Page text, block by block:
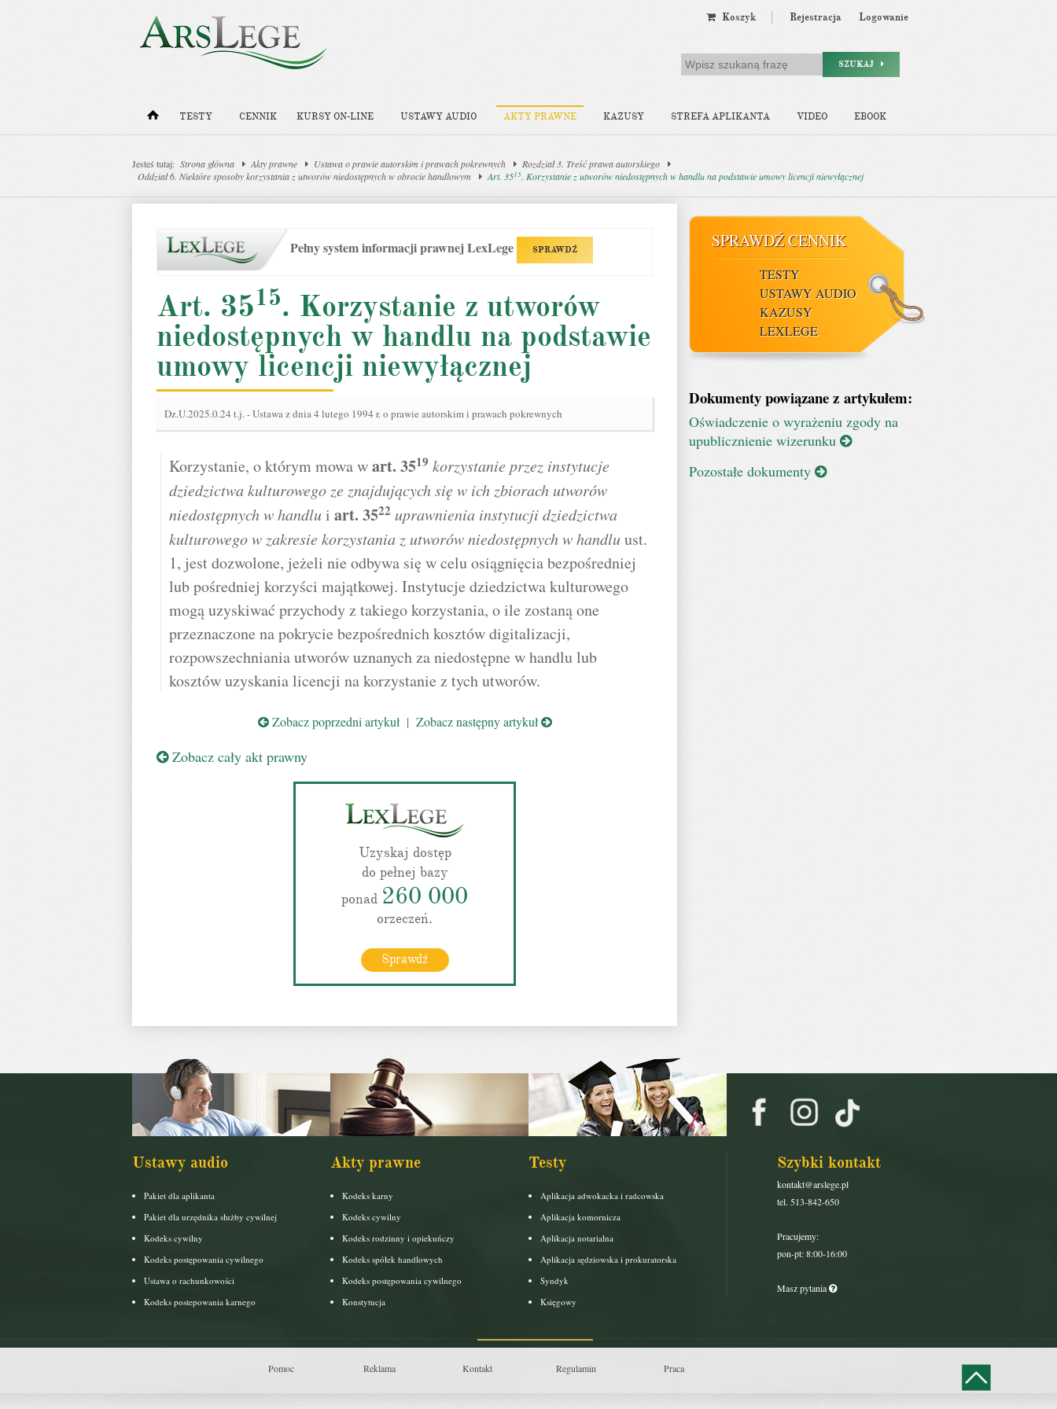
Koszyk Rejestracja Logowanie
SZUKAJ
TESTY CENNIK KURSY ON-LINE USTAWY AUDIO AKTY PRAWNE KAZUSY STREFA APLIKANTA VIDEO EBOOK
Jesteś tutaj: Strona główna Akty prawne Ustawa o prawie autorskim i prawach pokrewnych
Rozdział 3. Treść prawa autorskiego
Oddział 6. Niektóre sposoby korzystania z utworów niedostępnych w obrocie handlowym
Art. 3515. Korzystanie z utworów niedostępnych w handlu na podstawie umowy licencji niewyłącznej
Pełny system informacji prawnej LexLege SPRAWDŹ
Art. 3515. Korzystanie z utworów
niedostępnych w handlu na podstawie
umowy licencji niewyłącznej
Dz.U.2025.0.24 t.j.-Ustawa z dnia 4 lutego 1994 r. o prawie autorskim i prawach pokrewnych
Korzystanie, o którym mowa wart. 3519 korzystanie przez instytucje
dziedzictwa kulturowego ze znajdujących się w ich zbiorach utworów
niedostępnych w handlui art. 3522 uprawnienia instytucji dziedzictwa
kulturowego w zakresie korzystania z utworów niedostępnych w handluust.
1, jest dozwolone, jeżeli nie odbywa się w celu osiągnięcia bezpośredniej
lub pośredniej korzyści majątkowej. Instytucje dziedzictwa kulturowego
mogą uzyskiwać przychody z takiego korzystania, o ile zostaną one
przeznaczone na pokrycie bezpośrednich kosztów digitalizacji,
rozpowszechniania utworów uznanych za niedostępne w handlu lub
kosztów uzyskania licencji na korzystanie z tych utworów.
Zobacz poprzedni artykuł| Zobacz następny artykuł
Zobacz cały akt prawny
Uzyskaj dostęp
do pełnej bazy
ponad 260 000
orzeczeń.
Sprawdź
SPRAWDŹ CENNIK
TESTY
USTAWY AUDIO
KAZUSY
LEXLEGE
Dokumenty powiązane z artykułem:
Oświadczenie o wyrażeniu zgody na
upublicznienie wizerunku
Pozostałe dokumenty
Ustawy audio
Pakiet dla aplikanta
Pakiet dla urzędnika służby cywilnej
Kodeks cywilny
Kodeks postępowania cywilnego
Ustawa o rachunkowości
Kodeks postepowania karnego
Akty prawne
Kodeks karny
Kodeks cywilny
Kodeks rodzinny i opiekuńczy
Kodeks spółek handlowych
Kodeks postępowania cywilnego
Konstytucja
Testy
Aplikacja adwokacka i radcowska
Aplikacja komornicza
Aplikacja notarialna
Aplikacja sędziowska i prokuratorska
Syndyk
Księgowy
Szybki kontakt
kontakt@arslege.pl
tel. 513-842-650
Pracujemy:
pon-pt: 8:00-16:00
Masz pytania
Pomoc Reklama Kontakt Regulamin Praca